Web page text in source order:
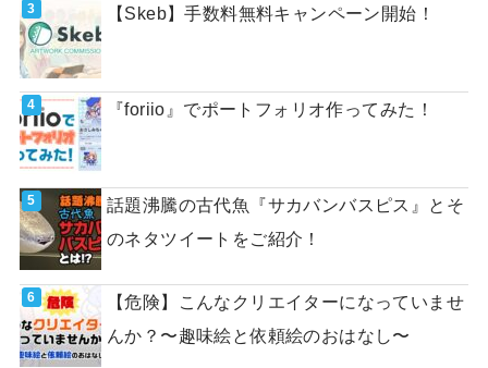
【Skeb】手数料無料キャンペーン開始！
『foriio』でポートフォリオ作ってみた！
話題沸騰の古代魚『サカバンバスピス』とそ
のネタツイートをご紹介！
【危険】こんなクリエイターになっていませ
んか？〜趣味絵と依頼絵のおはなし〜